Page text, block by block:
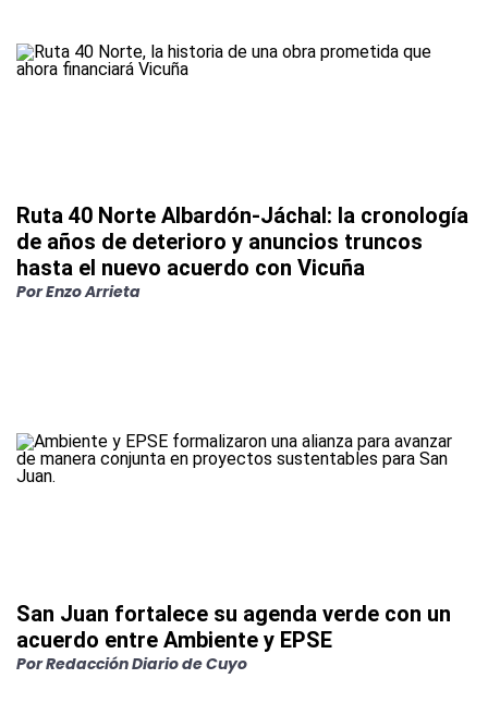
Ruta 40 Norte Albardón-Jáchal: la cronología
de años de deterioro y anuncios truncos
hasta el nuevo acuerdo con Vicuña
PorEnzo Arrieta
San Juan fortalece su agenda verde con un
acuerdo entre Ambiente y EPSE
PorRedacción Diario de Cuyo